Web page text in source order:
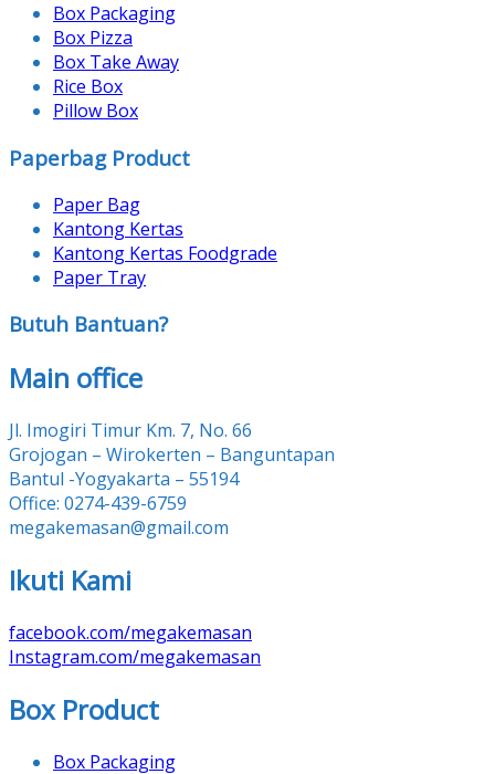
Box Packaging
Box Pizza
Box Take Away
Rice Box
Pillow Box
Paperbag Product
Paper Bag
Kantong Kertas
Kantong Kertas Foodgrade
Paper Tray
Butuh Bantuan?
Main office
Jl. Imogiri Timur Km. 7, No. 66
Grojogan – Wirokerten – Banguntapan
Bantul -Yogyakarta – 55194
Office: 0274-439-6759
megakemasan@gmail.com
Ikuti Kami
facebook.com/megakemasan
Instagram.com/megakemasan
Box Product
Box Packaging